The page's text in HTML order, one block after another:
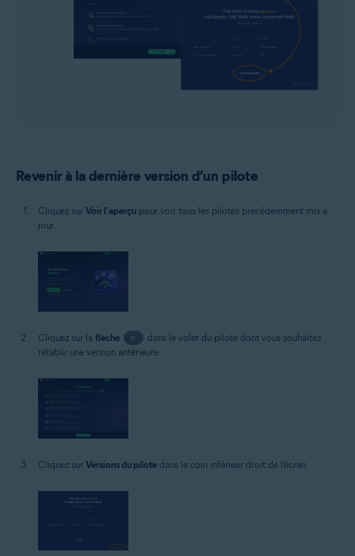
Revenir à la dernière version d’un pilote
Cliquez sur Voir l'aperçu pour voir tous les pilotes précédemment mis à
jour.
Cliquez sur la flèche >
dans le volet du pilote dont vous souhaitez
rétablir une version antérieure.
Cliquez sur Versions du pilote dans le coin inférieur droit de l'écran.